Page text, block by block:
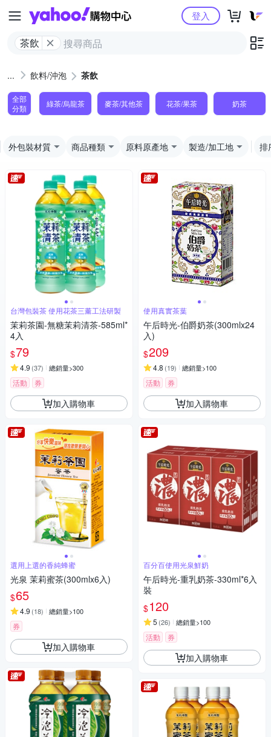
Yahoo購物中心
茶飲
登入
飲料/沖泡 茶飲
全部
分類
綠茶/烏龍茶 麥茶/其他茶 花茶/果茶 奶茶
外包裝材質 商品種類 原料原產地 製造/加工地 排
台灣包裝茶 使用花茶三薰工法研製
茉莉茶園-無糖茉莉清茶-585ml*
4入
$79
4.9 (37) 總銷量>300
活動 券
加入購物車
選用上選的香純蜂蜜
光泉 茉莉蜜茶(300mlx6入)
$65
4.9 (18) 總銷量>100
券
加入購物車
使用真實茶葉
午后時光-伯爵奶茶(300mlx24
入)
$209
4.8 (19) 總銷量>100
活動 券
加入購物車
百分百使用光泉鮮奶
午后時光-重乳奶茶-330ml*6入
裝
$120
5 (26) 總銷量>100
活動 券
加入購物車